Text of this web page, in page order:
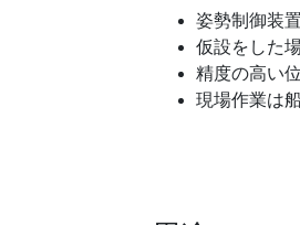
姿勢制御装
仮設をした
精度の高い
現場作業は